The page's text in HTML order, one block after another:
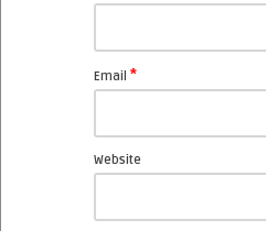
Email *
Website